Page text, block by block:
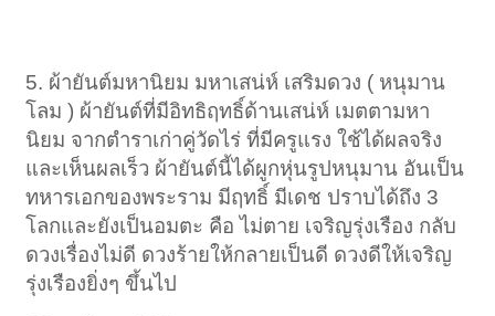
5. ผ้ายันต์มหานิยม มหาเสน่ห์ เสริมดวง ( หนุมาน
โลม ) ผ้ายันต์ที่มีอิทธิฤทธิ์ด้านเสน่ห์ เมตตามหา
นิยม จากตำราเก่าคู่วัดไร่ ที่มีครูแรง ใช้ได้ผลจริง
และเห็นผลเร็ว ผ้ายันต์นี้ได้ผูกหุ่นรูปหนุมาน อันเป็น
ทหารเอกของพระราม มีฤทธิ์ มีเดช ปราบได้ถึง 3
โลกและยังเป็นอมตะ คือ ไม่ตาย เจริญรุ่งเรือง กลับ
ดวงเรื่องไม่ดี ดวงร้ายให้กลายเป็นดี ดวงดีให้เจริญ
รุ่งเรืองยิ่งๆ ขึ้นไป